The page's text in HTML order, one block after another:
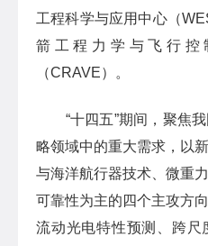
工程科学与应用中心（
箭工程力学与飞行控
（CRAVE）。
“十四五”期间，聚焦我
略领域中的重大需求，以
与海洋航行器技术、微重
可靠性为主的四个主攻方
流动光电特性预测、跨尺